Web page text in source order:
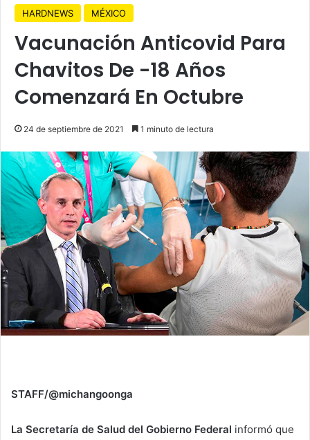
HARDNEWS MÉXICO
Vacunación Anticovid Para
Chavitos De -18 Años
Comenzará En Octubre
24 de septiembre de 2021 1 minuto de lectura
STAFF/@michangoonga
La Secretaría de Salud del Gobierno Federal informó que